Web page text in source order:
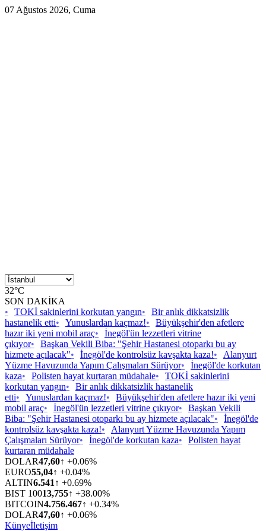
07 Ağustos 2026, Cuma
32°C
SON DAKİKA
•
TOKİ sakinlerini korkutan yangın•
Bir anlık dikkatsizlik
hastanelik etti• Yunuslardan kaçmaz!•
Büyükşehir'den afetlere
hazır iki yeni mobil araç•
İnegöl'ün lezzetleri vitrine
çıkıyor•
Başkan Vekili Biba: "Şehir Hastanesi otoparkı bu ay
hizmete açılacak"• İnegöl'de kontrolsüz kavşakta kaza!•
Alanyurt
Yüzme Havuzunda Yapım Çalışmaları Sürüyor•
İnegöl'de korkutan
kaza• Polisten hayat kurtaran müdahale•
TOKİ sakinlerini
korkutan yangın•
Bir anlık dikkatsizlik hastanelik
etti• Yunuslardan kaçmaz!•
Büyükşehir'den afetlere hazır iki yeni
mobil araç• İnegöl'ün lezzetleri vitrine çıkıyor•
Başkan Vekili
Biba: "Şehir Hastanesi otoparkı bu ay hizmete açılacak"•
İnegöl'de
kontrolsüz kavşakta kaza!•
Alanyurt Yüzme Havuzunda Yapım
Çalışmaları Sürüyor• İnegöl'de korkutan kaza•
Polisten hayat
kurtaran müdahale
DOLAR47,60↑ +0.06%
EURO55,04↑ +0.04%
ALTIN6.541 ↑ +0.69%
BIST 10013,755↑ +38.00%
BITCOIN4.756.467↑ +0.34%
DOLAR47,60↑ +0.06%
Künyeİletişim